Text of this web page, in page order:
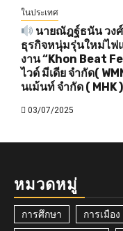
ในประเทศ
นายณัฎฐ์ธนัน วง
ธุรกิจหนุ่มรุ่นใหม่ไฟ
งาน “Khon Beat
ไวด์ มีเดีย จำกัด(
นเม้นท์ จำกัด ( MHK )
03/07/2025
หมวดหมู่
การศึกษา การเมือง